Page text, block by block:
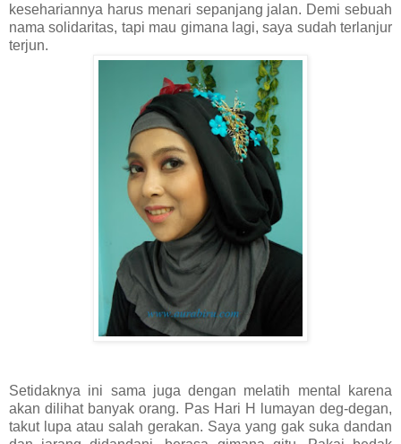
kesehariannya harus menari sepanjang jalan. Demi sebuah
nama solidaritas, tapi mau gimana lagi, saya sudah terlanjur
terjun.
Setidaknya ini sama juga dengan melatih mental karena
akan dilihat banyak orang. Pas Hari H lumayan deg-degan,
takut lupa atau salah gerakan. Saya yang gak suka dandan